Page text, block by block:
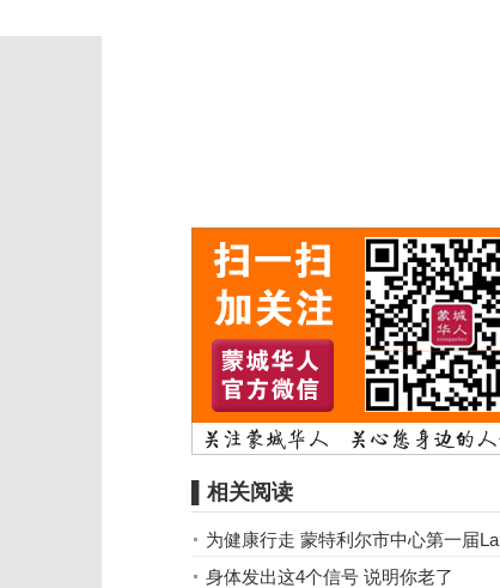
▌相关阅读
为健康行走 蒙特利尔市中心第一届La
Grande Marche
身体发出这4个信号 说明你老了